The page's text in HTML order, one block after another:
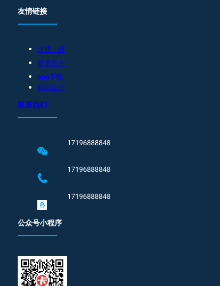
友情链接
注册一级
登录后台
app下载
回到首页
联系我们
17196888848
17196888848
17196888848
公众号小程序